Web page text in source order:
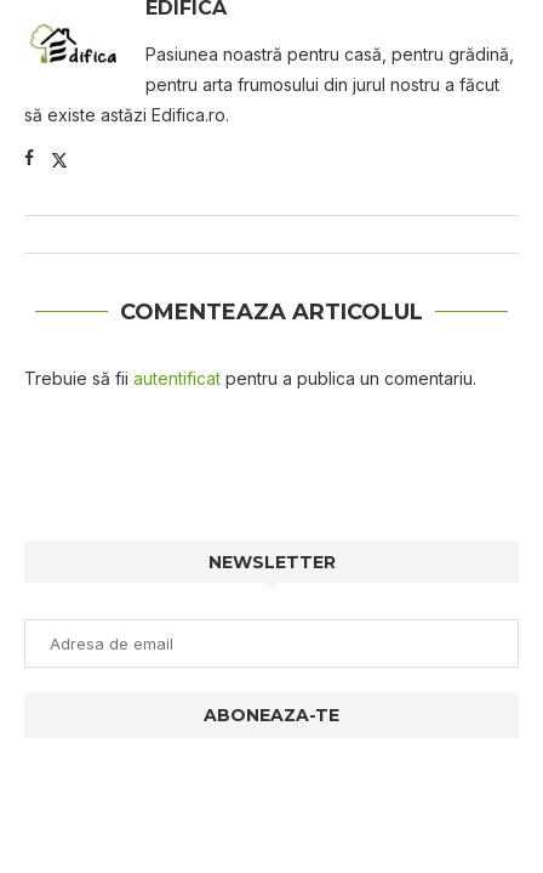
EDIFICA
Pasiunea noastră pentru casă, pentru grădină,
pentru arta frumosului din jurul nostru a făcut
să existe astăzi Edifica.ro.
COMENTEAZA ARTICOLUL
Trebuie să fii autentificat pentru a publica un comentariu.
NEWSLETTER